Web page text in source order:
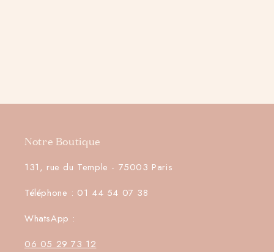
Notre Boutique
131, rue du Temple - 75003 Paris
Téléphone : 01 44 54 07 38
WhatsApp :
06 05 29 73 12